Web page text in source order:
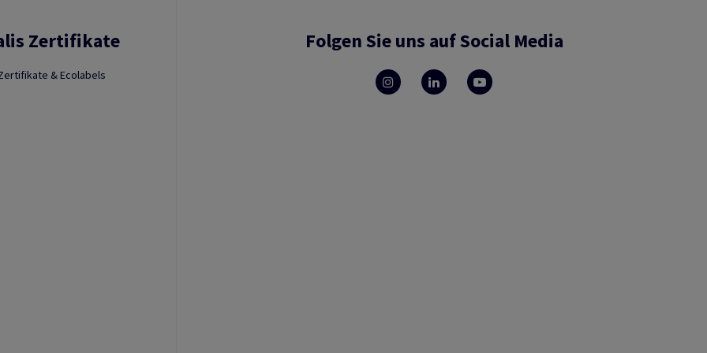
Zertifikate
& Ecolabels
Folgen Sie uns auf Social Media